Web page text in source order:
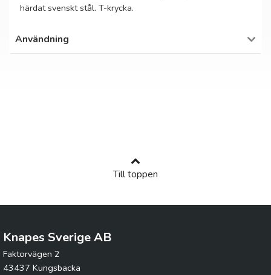
härdat svenskt stål. T-krycka.
Användning
Till toppen
Knapes Sverige AB
Faktorvägen 2
43437 Kungsbacka